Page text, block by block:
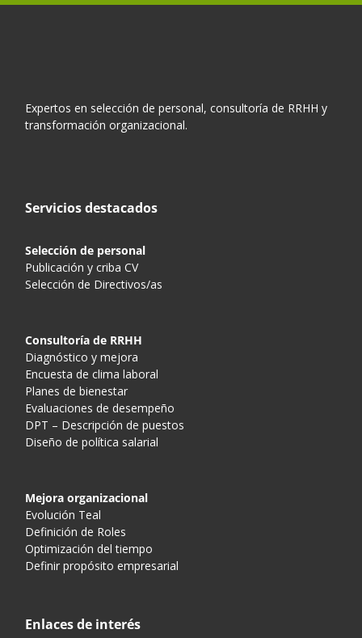
Expertos en selección de personal, consultoría de RRHH y
transformación organizacional.
Servicios destacados
Selección de personal
Publicación y criba CV
Selección de Directivos/as
Consultoría de RRHH
Diagnóstico y mejora
Encuesta de clima laboral
Planes de bienestar
Evaluaciones de desempeño
DPT – Descripción de puestos
Diseño de política salarial
Mejora organizacional
Evolución Teal
Definición de Roles
Optimización del tiempo
Definir propósito empresarial
Enlaces de interés